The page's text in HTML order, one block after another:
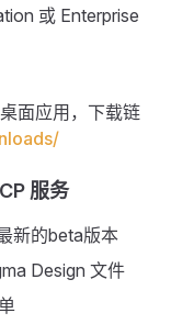
或 Enterprise
面应用，下载链
服务
新的beta版本
Design 文件